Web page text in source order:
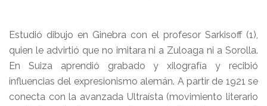
Estudió dibujo en Ginebra con el profesor Sarkisoff (1),
quien le advirtió que no imitara ni a Zuloaga ni a Sorolla.
En Suiza aprendió grabado y xilografía y recibió
influencias del expresionismo alemán. A partir de 1921 se
conecta con la avanzada Ultraísta (movimiento literario